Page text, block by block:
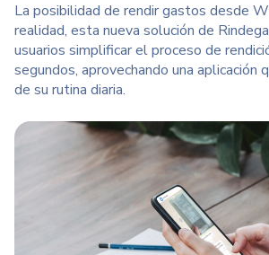
La posibilidad de rendir gastos desde
realidad, esta nueva solución de
usuarios simplificar el proceso de
segundos, aprovechando una aplicación
de su rutina diaria.